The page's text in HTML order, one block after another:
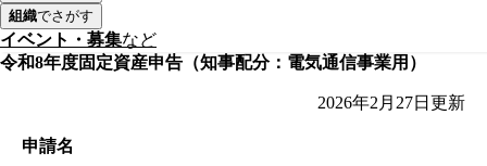
組織でさがす
イベント・募集など
令和8年度固定資産申告（知事配分：電気通信事業用）
2026年2月27日 更新
申請名